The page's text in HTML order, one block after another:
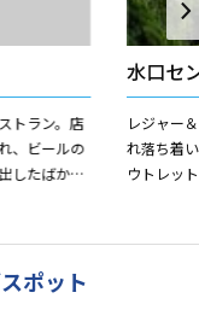
トラン。店
、ビールの
したばかり
水口セ
レジャー
れ落ち着
ウトレッ
ポット